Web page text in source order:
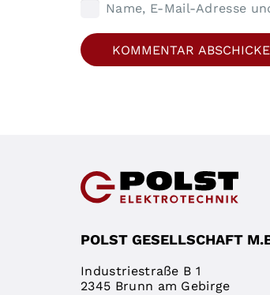
Name, E-Mail-Adresse
KOMMENTAR
POLST GESELLSCHAFT
Industriestraße B 1
2345 Brunn am Gebirge